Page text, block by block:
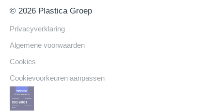
© 2026 Plastica Groep
Privacyverklaring
Algemene voorwaarden
Cookies
Cookievoorkeuren aanpassen